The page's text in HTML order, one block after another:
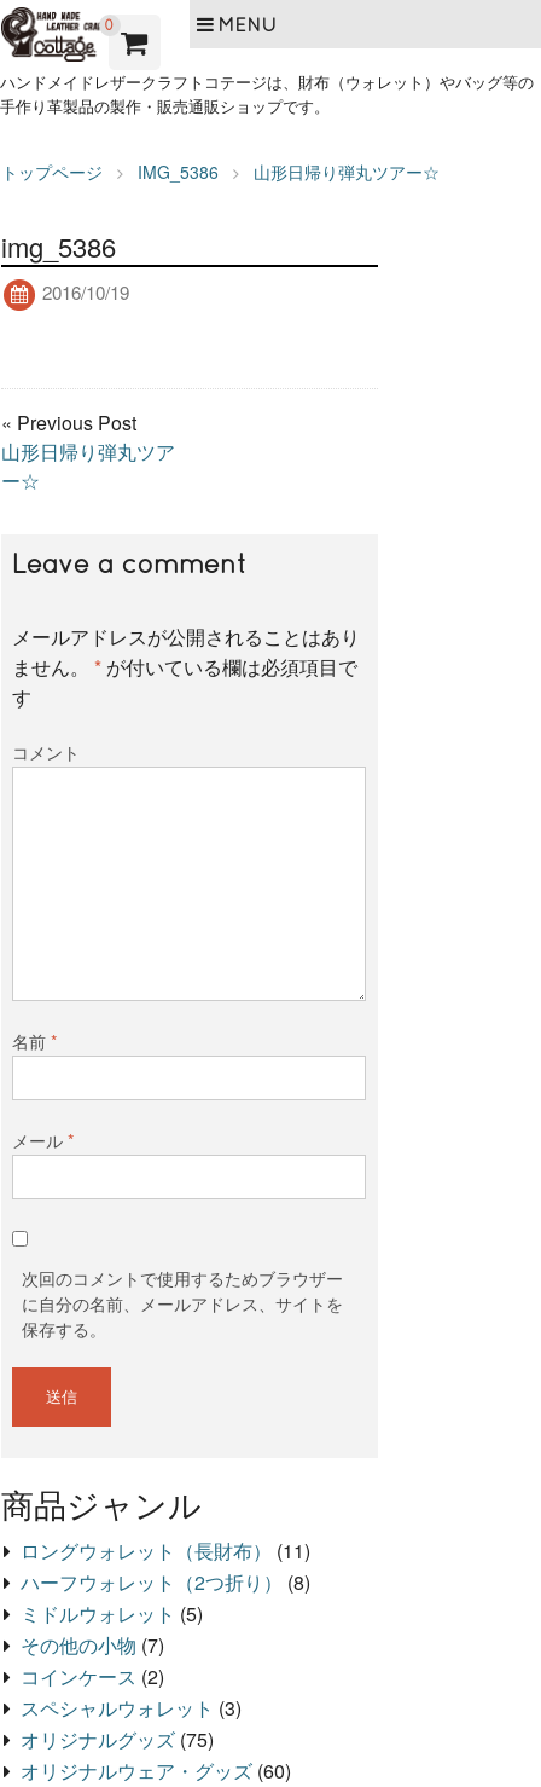
0 MENU
ハンドメイドレザークラフトコテージは、財布（ウォレット）やバッグ等の
手作り革製品の製作・販売通販ショップです。
トップページ IMG_5386 山形日帰り弾丸ツアー☆
img_5386
2016/10/19
« Previous Post
山形日帰り弾丸ツア
ー☆
Leave a comment
メールアドレスが公開されることはあり
ません。
* が付いている欄は必須項目で
す
コメント
名前*
メール*
次回のコメントで使用するためブラウザー
に自分の名前、メールアドレス、サイトを
保存する。
商品ジャンル
ロングウォレット（長財布）
(11)
ハーフウォレット（2つ折り）
(8)
ミドルウォレット (5)
その他の小物 (7)
コインケース (2)
スペシャルウォレット (3)
オリジナルグッズ (75)
オリジナルウェア・グッズ (60)